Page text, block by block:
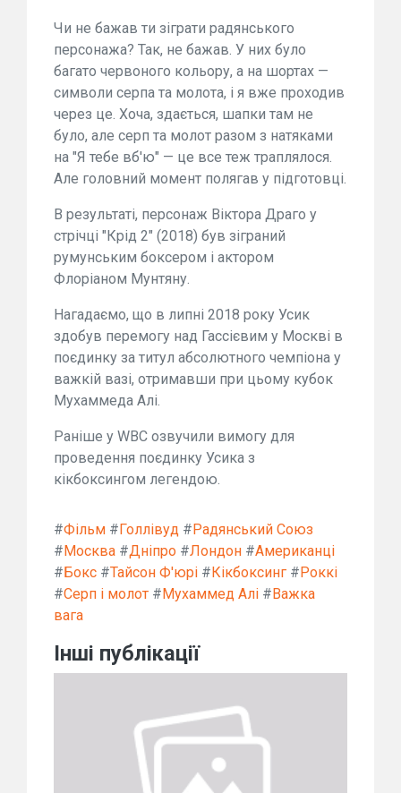
Чи не бажав ти зіграти радянського
персонажа? Так, не бажав. У них було
багато червоного кольору, а на шортах —
символи серпа та молота, і я вже проходив
через це. Хоча, здається, шапки там не
було, але серп та молот разом з натяками
на "Я тебе вб'ю" — це все теж траплялося.
Але головний момент полягав у підготовці.
В результаті, персонаж Віктора Драго у
стрічці "Крід 2" (2018) був зіграний
румунським боксером і актором
Флоріаном Мунтяну.
Нагадаємо, що в липні 2018 року Усик
здобув перемогу над Гассієвим у Москві в
поєдинку за титул абсолютного чемпіона у
важкій вазі, отримавши при цьому кубок
Мухаммеда Алі.
Раніше у WBC озвучили вимогу для
проведення поєдинку Усика з
кікбоксингом легендою.
#Фільм #Голлівуд #Радянський Союз
#Москва #Дніпро #Лондон #Американці
#Бокс #Тайсон Ф'юрі #Кікбоксинг #Роккі
#Серп і молот #Мухаммед Алі #Важка
вага
Інші публікації